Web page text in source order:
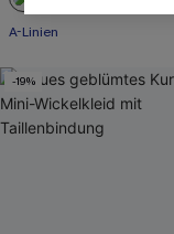
A-Linien
-19%